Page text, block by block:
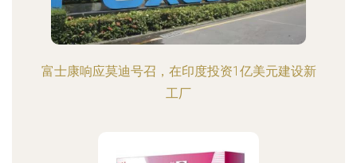
富士康响应莫迪号召，在印度投资1亿美元建设新
工厂